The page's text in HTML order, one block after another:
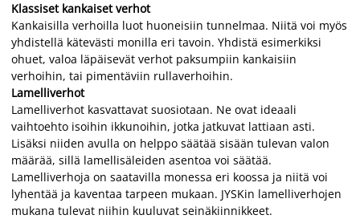
Klassiset kankaiset verhot
Kankaisilla verhoilla luot huoneisiin tunnelmaa. Niitä voi myös
yhdistellä kätevästi monilla eri tavoin. Yhdistä esimerkiksi
ohuet, valoa läpäisevät verhot paksumpiin kankaisiin
verhoihin, tai pimentäviin rullaverhoihin.
Lamelliverhot
Lamelliverhot kasvattavat suosiotaan. Ne ovat ideaali
vaihtoehto isoihin ikkunoihin, jotka jatkuvat lattiaan asti.
Lisäksi niiden avulla on helppo säätää sisään tulevan valon
määrää, sillä lamellisäleiden asentoa voi säätää.
Lamelliverhoja on saatavilla monessa eri koossa ja niitä voi
lyhentää ja kaventaa tarpeen mukaan. JYSKin lamelliverhojen
mukana tulevat niihin kuuluvat seinäkiinnikkeet.